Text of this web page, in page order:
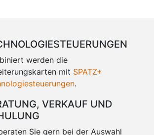
werden die
mit SPATZ+
.
VERKAUF UND
Sie gern bei der Auswahl